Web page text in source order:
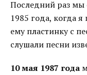
Последний раз мы
1985 года, когда
ему пластинку с
слушали песни
10 мая 1987 года